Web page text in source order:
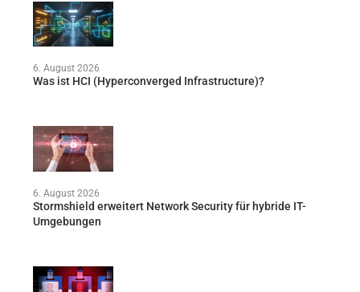
6. August 2026
Was ist HCI (Hyperconverged Infrastructure)?
6. August 2026
Stormshield erweitert Network Security für hybride IT-
Umgebungen